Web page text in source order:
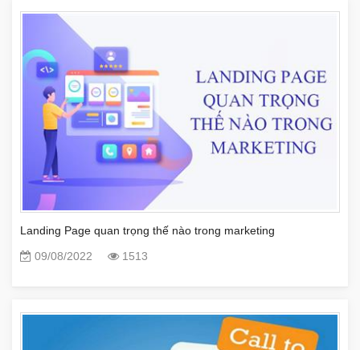
Landing Page quan trọng thế nào trong marketing
09/08/2022
1513